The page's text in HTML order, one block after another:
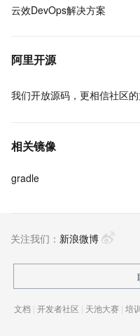
云效DevOps解决方案
阿里开源
我们开放源码，更相信社区的
相关镜像
gradle
关注我们： 新浪微博
文档 | 开发者社区 | 天池大赛 | 培